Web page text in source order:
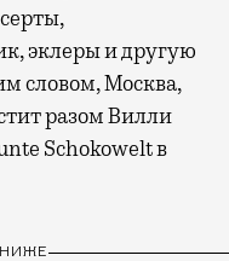
эклеры и другую
словом, Москва,
разом Вилли
Schokowelt в